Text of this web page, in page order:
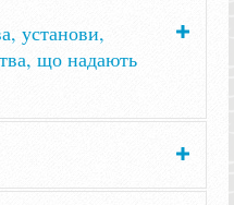
установи,
що надають